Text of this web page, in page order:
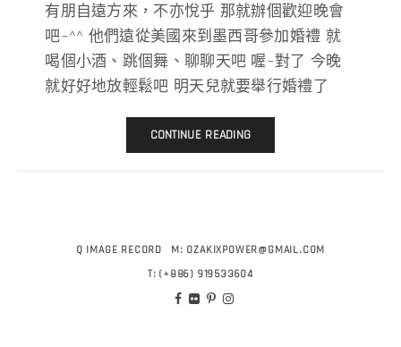
有朋自遠方來，不亦悅乎 那就辦個歡迎晚會
吧~^^ 他們遠從美國來到墨西哥參加婚禮 就
喝個小酒、跳個舞、聊聊天吧 喔~對了 今晚
就好好地放輕鬆吧 明天兒就要舉行婚禮了
CONTINUE READING
Q IMAGE RECORD M: OZAKIXPOWER@GMAIL.COM
T:(+886) 919533604